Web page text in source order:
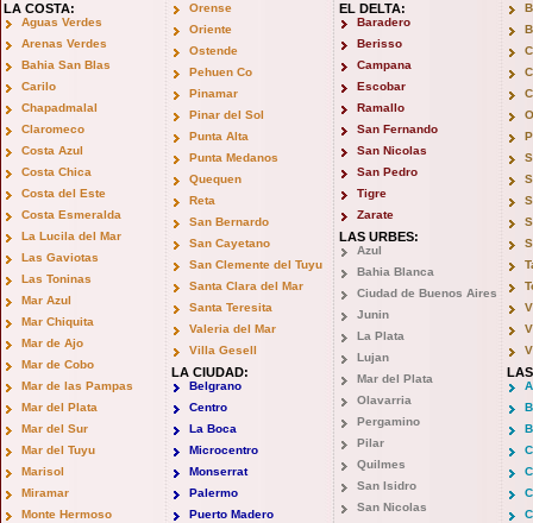
LA COSTA:
Aguas Verdes
Arenas Verdes
Bahia San Blas
Carilo
Chapadmalal
Claromeco
Costa Azul
Costa Chica
Costa del Este
Costa Esmeralda
La Lucila del Mar
Las Gaviotas
Las Toninas
Mar Azul
Mar Chiquita
Mar de Ajo
Mar de Cobo
Mar de las Pampas
Mar del Plata
Mar del Sur
Mar del Tuyu
Marisol
Miramar
Monte Hermoso
Orense
Oriente
Ostende
Pehuen Co
Pinamar
Pinar del Sol
Punta Alta
Punta Medanos
Quequen
Reta
San Bernardo
San Cayetano
San Clemente del Tuyu
Santa Clara del Mar
Santa Teresita
Valeria del Mar
Villa Gesell
LA CIUDAD:
Belgrano
Centro
La Boca
Microcentro
Monserrat
Palermo
Puerto Madero
EL DELTA:
Baradero
Berisso
Campana
Escobar
Ramallo
San Fernando
San Nicolas
San Pedro
Tigre
Zarate
LAS URBES:
Azul
Bahia Blanca
Ciudad de Buenos Aires
Junin
La Plata
Lujan
Mar del Plata
Olavarria
Pergamino
Pilar
Quilmes
San Isidro
San Nicolas